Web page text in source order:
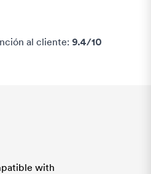
al cliente: 9.4/10
with